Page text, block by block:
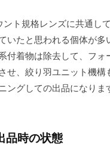
ント規格レンズに共通し
いたと思われる個体が多
付着物は除去して、フォ
せ、絞り羽ユニット機構
ングしての出品になりま
品時の状態